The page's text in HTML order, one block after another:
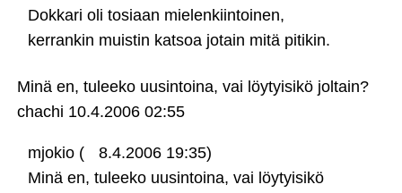
Dokkari oli tosiaan mielenkiintoinen,
kerrankin muistin katsoa jotain mitä pitikin.
Minä en, tuleeko uusintoina, vai löytyisikö joltain?
chachi 10.4.2006 02:55
mjokio (
8.4.2006 19:35)
Minä en, tuleeko uusintoina, vai löytyisikö